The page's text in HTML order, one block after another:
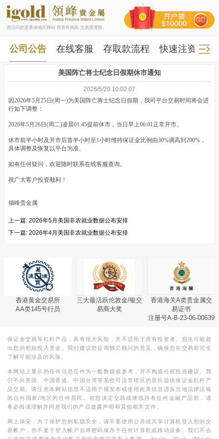
您访问的是香港地区网站 投资有风险 交易需谨慎
公司公告 在线客服 存取款流程 快速注资 快
美国阵亡将士纪念日假期休市通知
2026/5/20 10:02:07
因2026年5月25日(周一)为美国阵亡将士纪念日假期，我司平台交易时间将会进
行如下调整：
2026年5月26日(周二)凌晨01:45提前休市，当日早上06:01正常开市。
休市前半小时及开市后首半小时至1小时维持保证金比例由30%调高到200%，
具体调整及恢复以平台为准。
如有任何疑问，欢迎随时联系在线客服查询。
祝广大客户投资顺利！
领峰贵金属
上一篇: 2026年5月美国非农就业数据公布安排
下一篇: 2026年4月美国非农就业数据公布安排
香港黄金交易所
AA类145号行员
三大最活跃伦敦金/银交
易商大奖
香港海关A类贵金属交
易证书
注册号A-B-23-06-00639
保证金交易等杠杆产品，具有很大风险，并不适用于所有投资者。损失可能超
出您的初始投入资金。我们建议您征询独立顾问的意见，确保您在交易前完全
了解可能涉及的风险。
本网站上显示的任何信息仅作为一般数据或参考，并不构成任何投资建议。我
们不向美国、中国香港、中国台湾等某些司法管辖区的居民提供保证金杠杆产
品交易。请注意本网站信息不适用于视发布或使用此类信息违反当地法律法规
的任何国家/地区的任何居民。在您决定交易或继续持有任何金融产品前，请
务必阅读理解并同意我们的产品披露声明和其他相关文件。
网上保安：为了保护您的私隐安全，请不要使用公共或共享计算机登入您的交
易帐户，亦不要于登入帐户后将密码保存于任何计算机或移动设备。我们不会